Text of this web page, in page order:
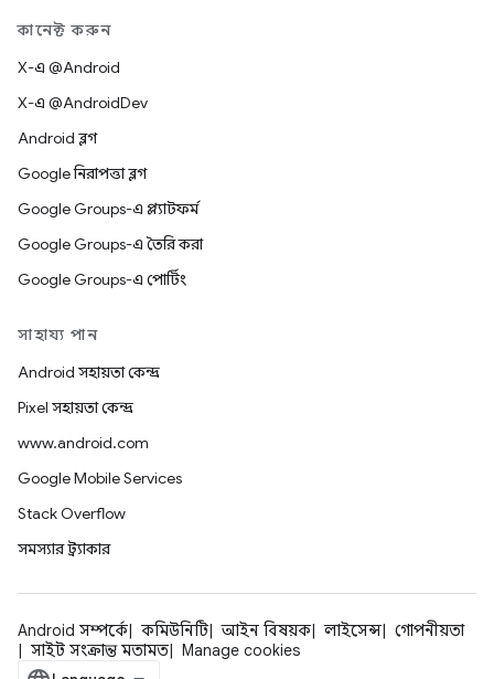
কানেক্ট করুন
X-এ @Android
X-এ @AndroidDev
Android ব্লগ
Google নিরাপত্তা ব্লগ
Google Groups-এ প্ল্যাটফর্ম
Google Groups-এ তৈরি করা
Google Groups-এ পোর্টিং
সাহায্য পান
Android সহায়তা কেন্দ্র
Pixel সহায়তা কেন্দ্র
www.android.com
Google Mobile Services
Stack Overflow
সমস্যার ট্র্যাকার
Android সম্পর্কে কমিউনিটি আইন বিষয়ক লাইসেন্স
গোপনীয়তা
সাইট সংক্রান্ত মতামত
Manage cookies